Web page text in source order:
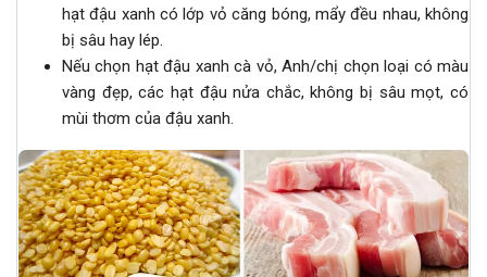
hạt đậu xanh có lớp vỏ căng bóng, mẩy đều nhau, không
bị sâu hay lép.
Nếu chọn hạt đậu xanh cà vỏ, Anh/chị chọn loại có màu
vàng đẹp, các hạt đậu nửa chắc, không bị sâu mọt, có
mùi thơm của đậu xanh.